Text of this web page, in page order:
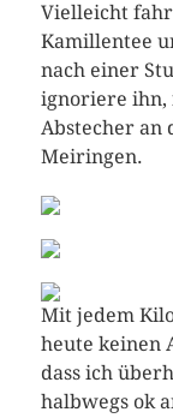
Vielleicht
Kamillentee
nach einer
ignoriere ihn,
Abstecher an
Meiringen.
Mit jedem
heute keinen
dass ich
halbwegs ok